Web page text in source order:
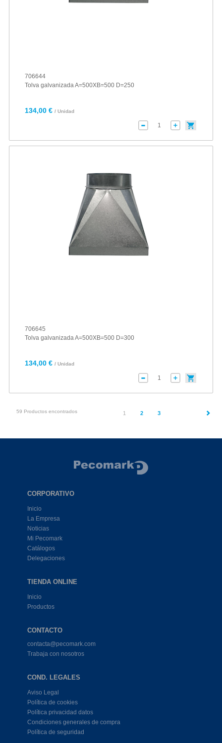
706644
Tolva galvanizada A=500XB=500 D=250
134,00 € / Unidad
706645
Tolva galvanizada A=500XB=500 D=300
134,00 € / Unidad
59 Productos encontrados 1 (current)
2 3
CORPORATIVO
Inicio
La Empresa
Noticias
Mi Pecomark
Catálogos
Delegaciones
TIENDA ONLINE
Inicio
Productos
CONTACTO
contacta@pecomark.com
Trabaja con nosotros
COND. LEGALES
Aviso Legal
Política de cookies
Política privacidad datos
Condiciones generales de compra
Política de seguridad